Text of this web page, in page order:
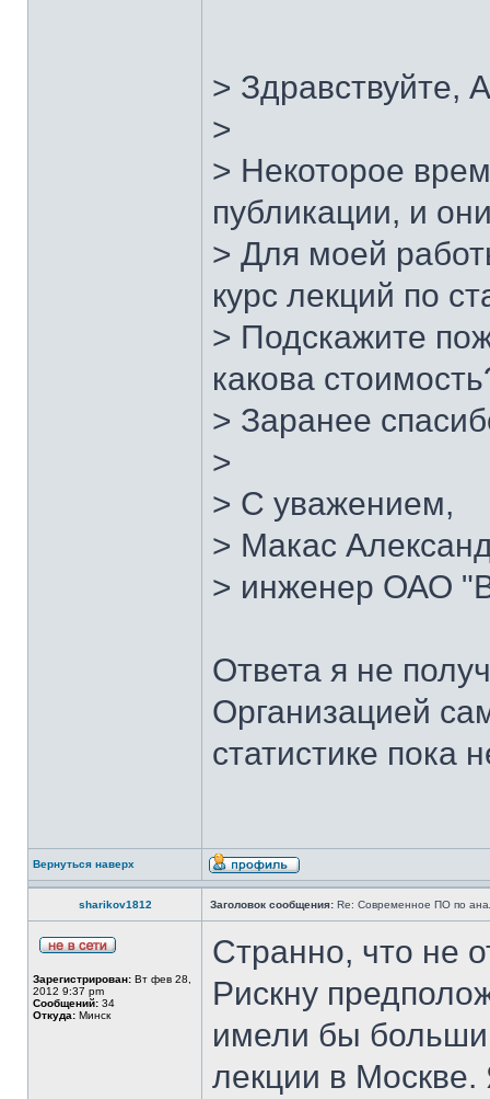
> Здравствуйте,
>
> Некоторое
публикации, и
> Для моей
курс лекций по
> Подскажите
какова
> Заранее
>
> С уважением,
> Макас
> инженер ОАО
Ответа я не
Организацией
статистике пока
Вернуться наверх
sharikov1812 Заголовок сообщения: Re: Современное ПО по
Зарегистрирован: Вт фев 28,
2012 9:37 pm
Сообщений: 34
Откуда: Минск
Странно, что не
Рискну
имели бы
лекции в